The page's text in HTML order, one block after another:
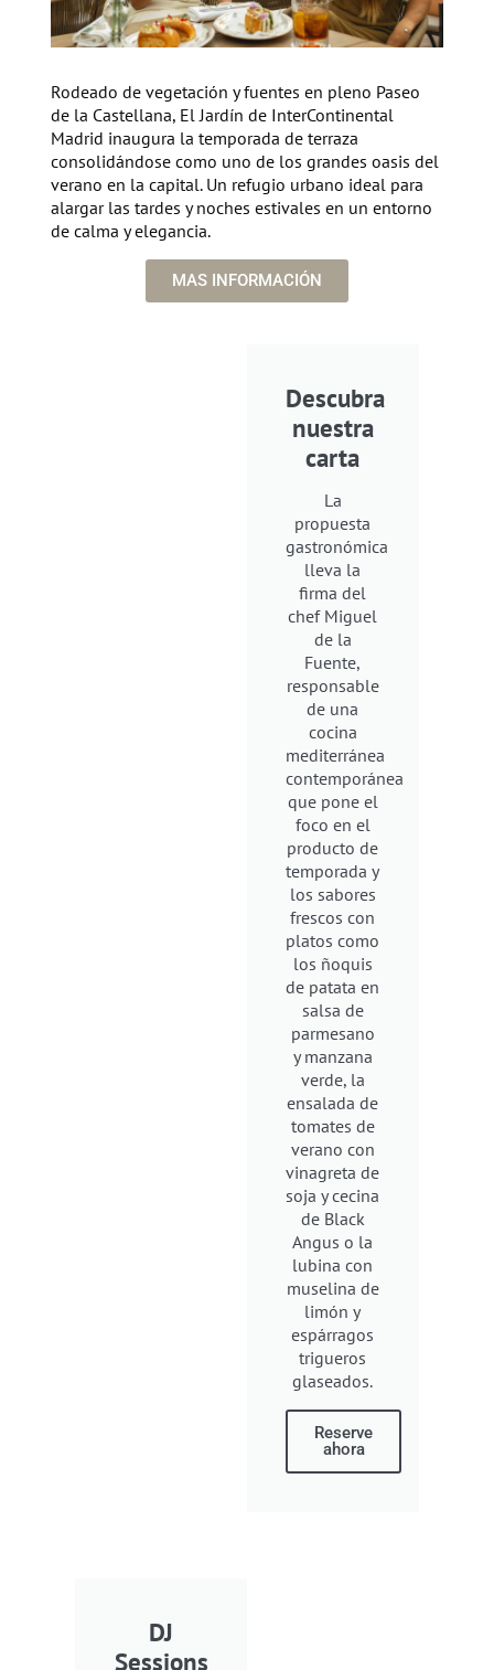
Rodeado de vegetación y fuentes en pleno Paseo
de la Castellana, El Jardín de InterContinental
Madrid inaugura la temporada de terraza
consolidándose como uno de los grandes oasis del
verano en la capital. Un refugio urbano ideal para
alargar las tardes y noches estivales en un entorno
de calma y elegancia.
MAS INFORMACIÓN
Descubra
nuestra
carta
La
propuesta
gastronómica
lleva la
firma del
chef Miguel
de la
Fuente,
responsable
de una
cocina
mediterránea
contemporánea
que pone el
foco en el
producto de
temporada y
los sabores
frescos con
platos como
los ñoquis
de patata en
salsa de
parmesano
y manzana
verde, la
ensalada de
tomates de
verano con
vinagreta de
soja y cecina
de Black
Angus o la
lubina con
muselina de
limón y
espárragos
trigueros
glaseados.
Reserve
ahora
DJ
Sessions